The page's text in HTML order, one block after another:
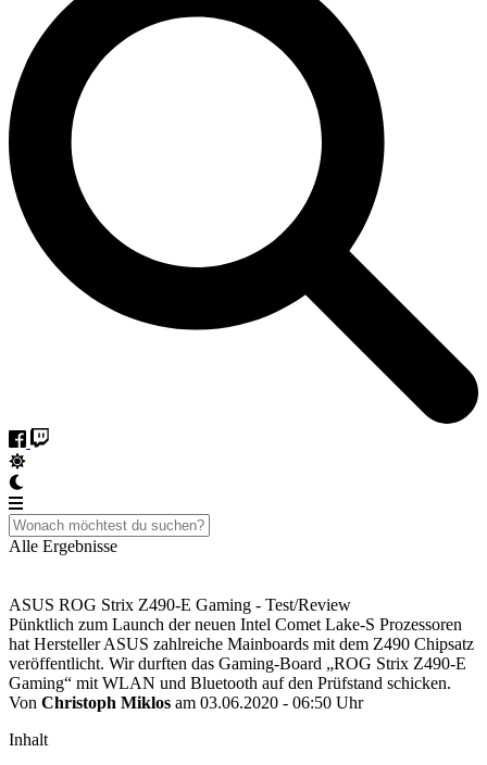
Alle Ergebnisse
ASUS ROG Strix Z490-E Gaming - Test/Review
Pünktlich zum Launch der neuen Intel Comet Lake-S Prozessoren
hat Hersteller ASUS zahlreiche Mainboards mit dem Z490 Chipsatz
veröffentlicht. Wir durften das Gaming-Board „ROG Strix Z490-E
Gaming“ mit WLAN und Bluetooth auf den Prüfstand schicken.
Von Christoph Miklos am 03.06.2020 - 06:50 Uhr
Inhalt